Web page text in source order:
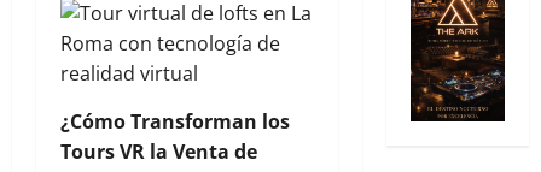
¿Cómo Transforman los
Tours VR la Venta de